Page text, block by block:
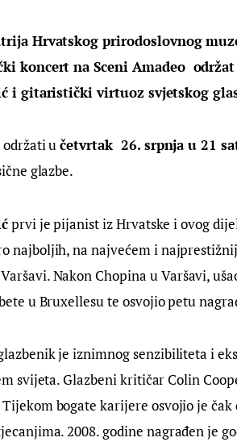
Hrvatskog prirodoslovnog
koncert na Sceni Amadeo
i gitaristički virtuoz svjetskog
održati u četvrtak  26. srpnja u 21
glazbe.
prvi je pijanist iz Hrvatske i ovog
najboljih, na najvećem i
Nakon Chopina u Varšavi,
u Bruxellesu te osvojio petu
je iznimnog senzibiliteta i
svijeta. Glazbeni kritičar Colin
Tijekom bogate karijere osvojio je
2008. godine nagrađen je